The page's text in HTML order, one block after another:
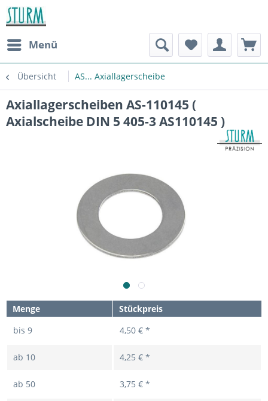
Menü
Übersicht AS... Axiallagerscheibe
Axiallagerscheiben AS-110145 (
Axialscheibe DIN 5 405-3 AS110145 )
Menge
Stückpreis
bis 9 4,50 € *
ab 10 4,25 € *
ab 50 3,75 € *